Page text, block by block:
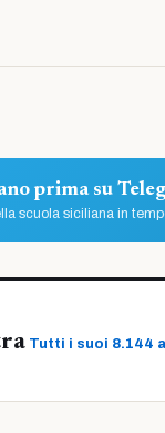
prima su
scuola siciliana in
Tutti i suoi 8.144